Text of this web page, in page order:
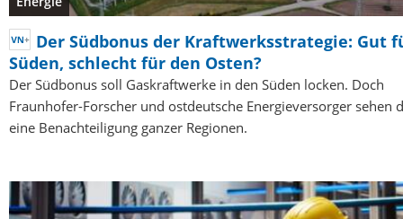
Der Südbonus der Kraftwerksstrategie: Gut
Süden, schlecht für den Osten?
Der Südbonus soll Gaskraftwerke in den Süden locken. Doch
Fraunhofer-Forscher und ostdeutsche Energieversorger sehen
eine Benachteiligung ganzer Regionen.